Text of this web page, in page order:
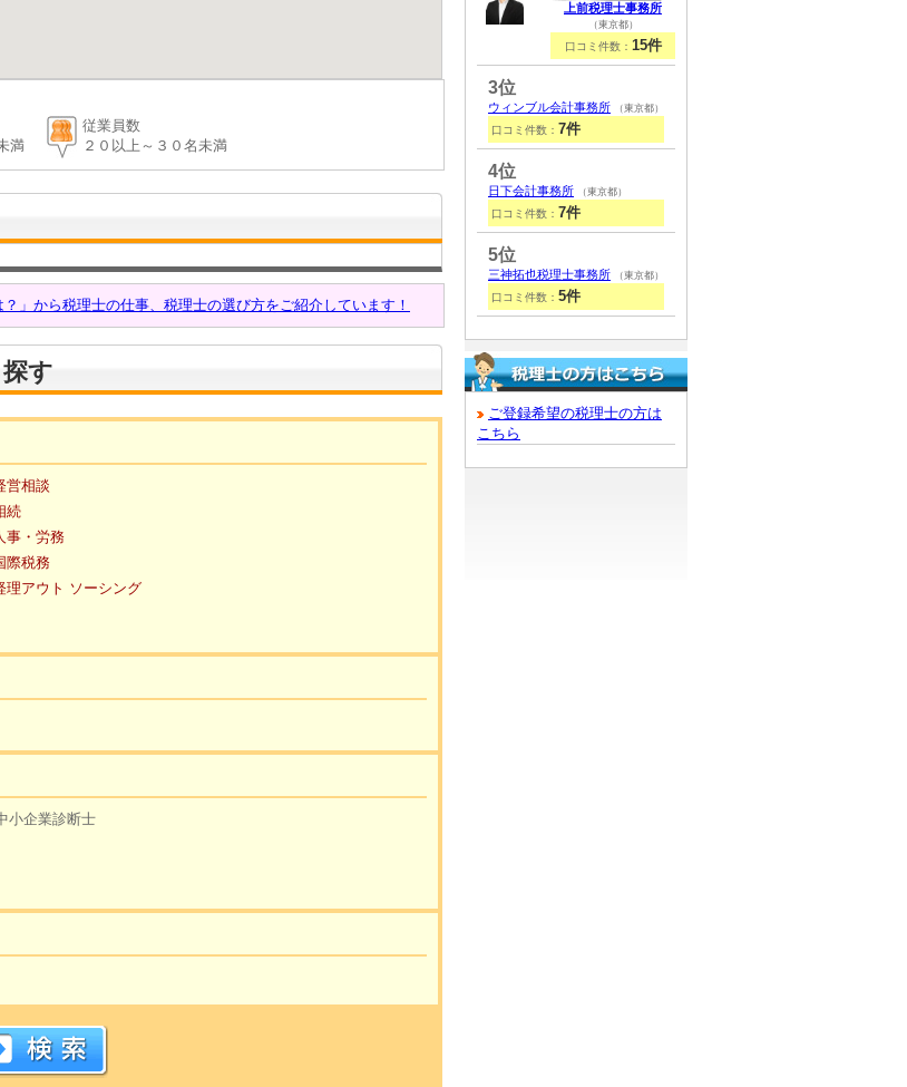
満
従業員数
２０以上～３０名未満
」から税理士の仕事、税理士の選び方をご紹介しています！
す
営相談
続
事・労務
際税務
理アウト ソーシング
小企業診断士
上前税理士事務所
（東京都）
口コミ件数： 15件
3位
ウィンブル会計事務所 （東京都）
口コミ件数： 7件
4位
日下会計事務所 （東京都）
口コミ件数： 7件
5位
三神拓也税理士事務所 （東京都）
口コミ件数： 5件
ご登録希望の税理士の方は
こちら